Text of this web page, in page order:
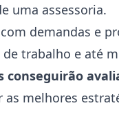
uma assessoria.
demandas e
trabalho e até
conseguirão
as melhores